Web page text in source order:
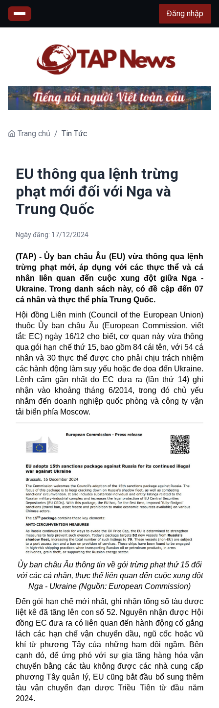
Đăng nhập
Trang chủ / Tin Tức
EU thông qua lệnh trừng
phạt mới đối với Nga và
Trung Quốc
Ngày đăng: 17/12/2024
(TAP) - Ủy ban châu Âu (EU) vừa thông qua lệnh
trừng phạt mới, áp dụng với các thực thể và cá
nhân liên quan đến cuộc xung đột giữa Nga -
Ukraine. Trong danh sách này, có đề cập đến 07
cá nhân và thực thể phía Trung Quốc.
Hội đồng Liên minh (Council of the European Union)
thuộc Ủy ban châu Âu (European Commission, viết
tắt: EC) ngày 16/12 cho biết, cơ quan này vừa thông
qua gói hạn chế thứ 15, bao gồm 84 cái tên, với 54 cá
nhân và 30 thực thể được cho phải chịu trách nhiệm
các hành động làm suy yếu hoặc đe dọa đến Ukraine.
Lệnh cấm gần nhất do EC đưa ra (lần thứ 14) ghi
nhận vào khoảng tháng 6/2014, trong đó chủ yếu
nhắm đến doanh nghiệp quốc phòng và công ty vận
tải biển phía Moscow.
Ủy ban châu Âu thông tin về gói trừng phạt thứ 15 đối
với các cá nhân, thực thể liên quan đến cuộc xung đột
Nga - Ukraine (Nguồn: European Commission)
Đến gói hạn chế mới nhất, ghi nhận tổng số tàu được
liệt kê đã tăng lên con số 52. Nguyên nhận được Hội
đồng EC đưa ra có liên quan đến hành động cố gắng
lách các hạn chế vận chuyển dầu, ngũ cốc hoặc vũ
khí từ phương Tây của những hạm đội ngầm. Bên
cạnh đó, để ứng phó với sự gia tăng hàng hóa vận
chuyển bằng các tàu không được các nhà cung cấp
phương Tây quản lý, EU cũng bắt đầu bổ sung thêm
tàu vận chuyển đạn dược Triều Tiên từ đầu năm
2024.